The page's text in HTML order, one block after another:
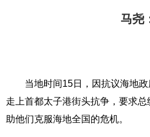
马尧
当地时间15日，因抗议海地政
走上首都太子港街头抗争，要求
助他们克服海地全国的危机。